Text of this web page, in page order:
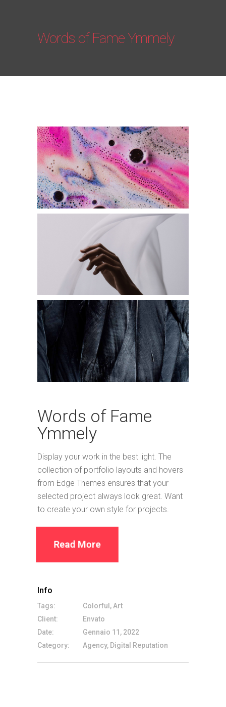
Words of Fame Ymmely
Words of Fame
Ymmely
Display your work in the best light. The
collection of portfolio layouts and hovers
from Edge Themes ensures that your
selected project always look great. Want
to create your own style for projects.
Read More
Info
Tags:
Colorful, Art
Client:
Envato
Date:
Gennaio 11, 2022
Category:
Agency, Digital Reputation